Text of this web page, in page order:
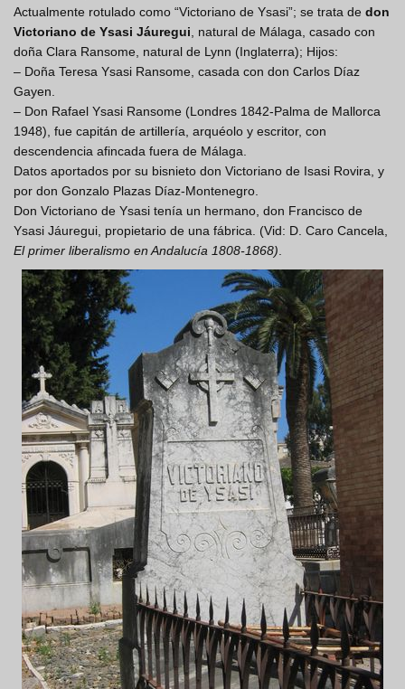
Actualmente rotulado como “Victoriano de Ysasi”; se trata de don
Victoriano de Ysasi Jáuregui , natural de Málaga, casado con
doña Clara Ransome, natural de Lynn (Inglaterra); Hijos:
– Doña Teresa Ysasi Ransome, casada con don Carlos Díaz
Gayen.
– Don Rafael Ysasi Ransome (Londres 1842-Palma de Mallorca
1948), fue capitán de artillería, arquéolo y escritor, con
descendencia afincada fuera de Málaga.
Datos aportados por su bisnieto don Victoriano de Isasi Rovira, y
por don Gonzalo Plazas Díaz-Montenegro.
Don Victoriano de Ysasi tenía un hermano, don Francisco de
Ysasi Jáuregui, propietario de una fábrica. (Vid: D. Caro Cancela,
El primer liberalismo en Andalucía 1808-1868)